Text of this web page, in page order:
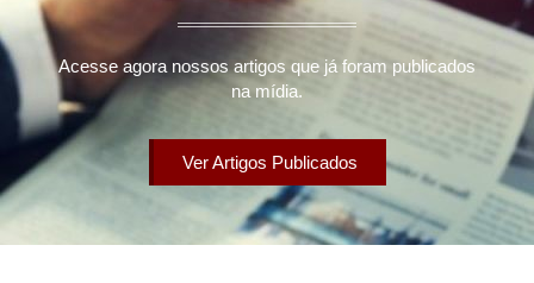
Acesse agora nossos artigos que já foram publicados
na mídia.
Ver Artigos Publicados